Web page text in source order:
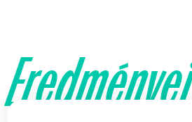
Eredményei